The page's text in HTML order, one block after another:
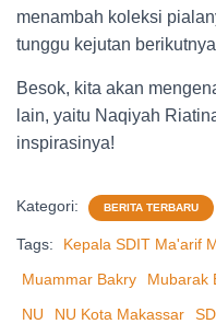
menambah koleksi
tunggu kejutan
Besok, kita akan
lain, yaitu Naqiyah
inspirasinya!
Kategori: BERITA TERBARU
Tags: Kepala SDIT Ma'arif
Muammar Bakry
Mubarak
NU
NU Kota Makassar